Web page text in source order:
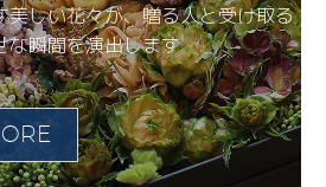
美しい花々が、贈る人と受け取る
な瞬間を演出します